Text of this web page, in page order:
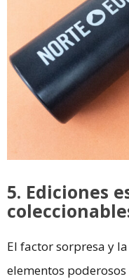
5. Ediciones
El factor sorpresa y
elementos